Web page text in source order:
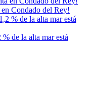
en Condado del Rey!
de la alta mar está